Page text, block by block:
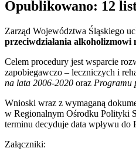
Opublikowano: 12
Zarząd Województwa Śląskiego
przeciwdziałania
Celem procedury jest wsparcie
zapobiegawczo – leczniczych i
na lata 2006-2020 oraz Programu
Wnioski wraz z wymaganą
w Regionalnym Ośrodku Polityki
terminu decyduje data wpływu do
Załączniki: